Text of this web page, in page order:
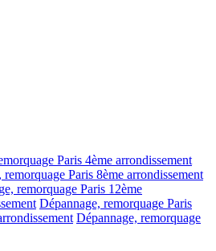
Paris 4ème arrondissement
remorquage Paris 8ème arrondissement
remorquage Paris 12ème
Dépannage, remorquage Paris
Dépannage, remorquage